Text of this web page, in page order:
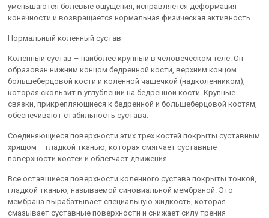
уменьшаются болевые ощущения, исправляется деформация
конечности и возвращается нормальная физическая активность.
Нормальный коленный сустав
Коленный сустав – наиболее крупный в человеческом теле. Он
образован нижним концом бедренной кости, верхним концом
большеберцовой кости и коленной чашечкой (надколенником),
которая скользит в углублении на бедренной кости. Крупные
связки, прикрепляющиеся к бедренной и большеберцовой костям,
обеспечивают стабильность сустава.
Соединяющиеся поверхности этих трех костей покрыты суставным
хрящом – гладкой тканью, которая смягчает суставные
поверхности костей и облегчает движения.
Все оставшиеся поверхности коленного сустава покрыты тонкой,
гладкой тканью, называемой синовиальной мембраной. Это
мембрана вырабатывает специальную жидкость, которая
смазывает суставные поверхности и снижает силу трения